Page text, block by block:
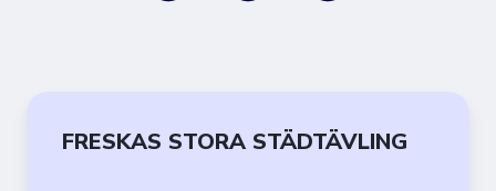
FRESKAS STORA STÄDTÄVLING